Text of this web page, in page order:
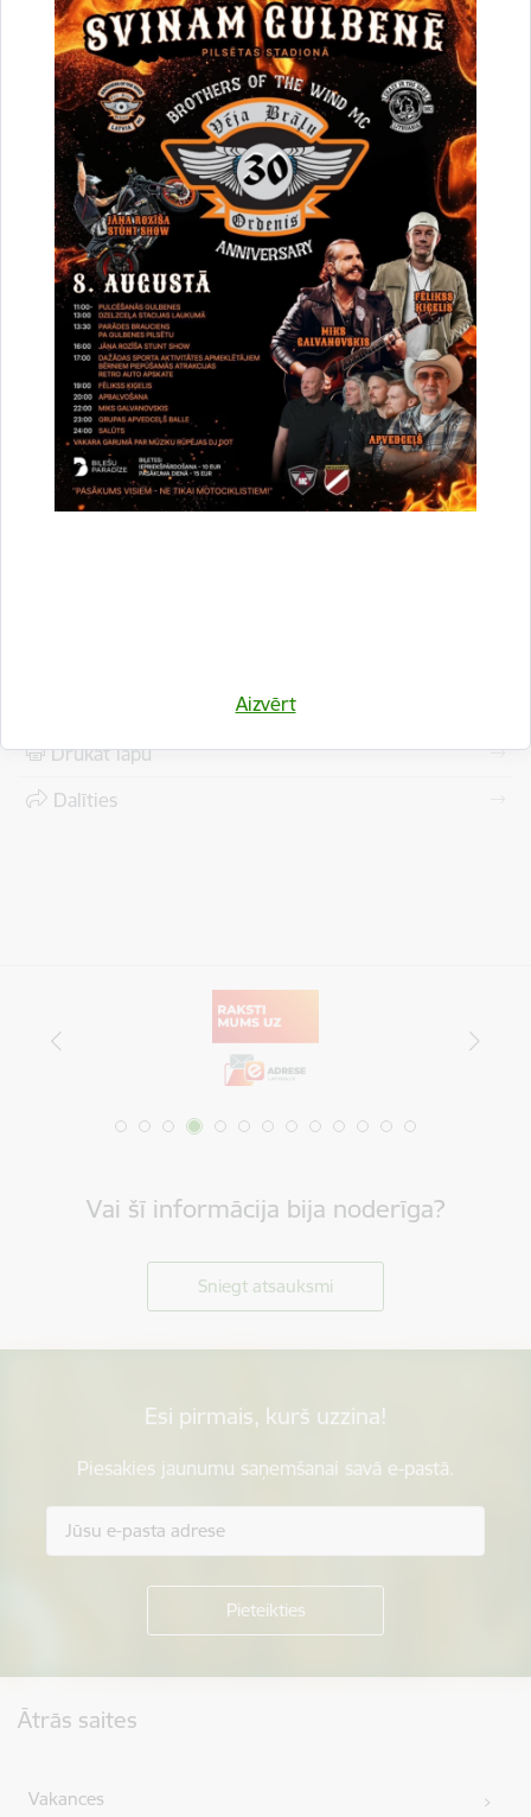
Aizvērt
"Pansionāts" (VSAC "Latgale" filiāle "Litene"), Litene, Litenes
pagasts, Gulbenes novads, LV-4405; Skolas iela 2 (bijušās
Litenes pamatskolas ēka), Litene, Litenes pagasts, Gulbenes
novads, LV-4405; "Jaungulbenes Alejas" (sociālās aprūpes
centrs), Jaungulbene, Jaungulbenes pagasts, Gulbenes
novads, LV-4420; "Pamatskola" (bijušās pamatskolas ēka),
Druviena, Druvienas pagasts, Gulbenes novads, LV-4426;
Skolas iela 1 (bijušās Galgauskas pamatskolas ēka),
Galgauska, Galgauskas pagasts, Gulbenes novads, LV-4428;
O. Kalpaka iela 60A (Gulbenes novada bibliotēka), Gulbene,
Gulbenes novads, LV-4401.
Patvertnes zīme ir zīme, kas norāda, ka apdraudējuma
gadījumā šajā ēkā ir pieejama patvēruma vieta! Ikdienā, ja
nepastāv apdraudējums, patvērumam paredzētās telpas nav
pieejamas apmeklētājiem.
Drukāt lapu
Dalīties
Vai šī informācija bija noderīga?
Sniegt atsauksmi
Esi pirmais, kurš uzzina!
Piesakies jaunumu saņemšanai savā e-pastā.
Ātrās saites
Vakances